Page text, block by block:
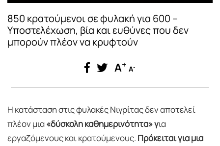
850 κρατούμενοι σε φυλακή για 600 –
Υποστελέχωση, βία και ευθύνες που δεν
μπορούν πλέον να κρυφτούν
A+ A-
Η κατάσταση στις φυλακές Νιγρίτας δεν αποτελεί
πλέον μια«δύσκολη καθημερινότητα» για
εργαζόμενους και κρατούμενους. Πρόκειται για μια